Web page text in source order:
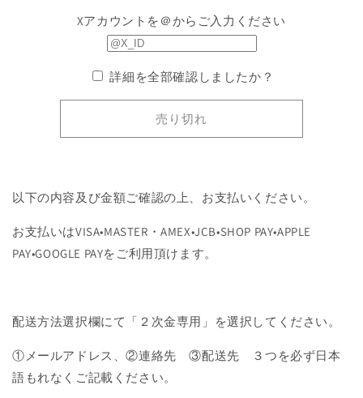
ー
ジ
数
量
を
減
ー
数
量
増
Xアカウントを＠からご入力ください
詳細を全部確認しましたか？
売り切れ
以下の内容及び金額ご確認の上、お支払いください。
お支払いはVISA•MASTER・AMEX•JCB•SHOP PAY•APPLE
PAY•GOOGLE PAYをご利用頂けます。
配送方法選択欄にて「２次金専用」を選択してください。
①メールアドレス、②連絡先 ③配送先 ３つを必ず日本
語もれなくご記載ください。